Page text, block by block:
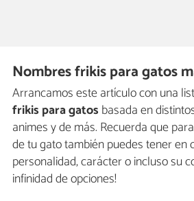
Nombres frikis para gatos
Arrancamos este artículo con una
frikis para gatos basada en
animes y de más. Recuerda que
de tu gato también puedes tener en
personalidad, carácter o incluso su
infinidad de opciones!